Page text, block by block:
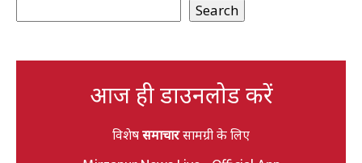
Search
आज ही डाउनलोड करें
विशेषसमाचारसामग्री के लिए